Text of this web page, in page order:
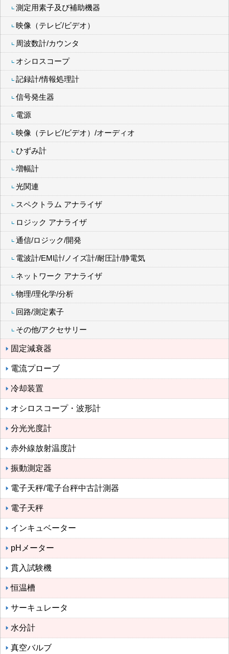
測定用素子及び補助機器
映像（テレビ/ビデオ）
周波数計/カウンタ
オシロスコープ
記録計/情報処理計
信号発生器
電源
映像（テレビ/ビデオ）/オーディオ
ひずみ計
増幅計
光関連
スペクトラム アナライザ
ロジック アナライザ
通信/ロジック/開発
電波計/EMI計/ノイズ計/耐圧計/静電気
ネットワーク アナライザ
物理/理化学/分析
回路/測定素子
その他/アクセサリー
固定減衰器
電流プローブ
冷却装置
オシロスコープ・波形計
分光光度計
赤外線放射温度計
振動測定器
電子天秤/電子台秤中古計測器
電子天秤
インキュベーター
pHメーター
貫入試験機
恒温槽
サーキュレータ
水分計
真空バルブ